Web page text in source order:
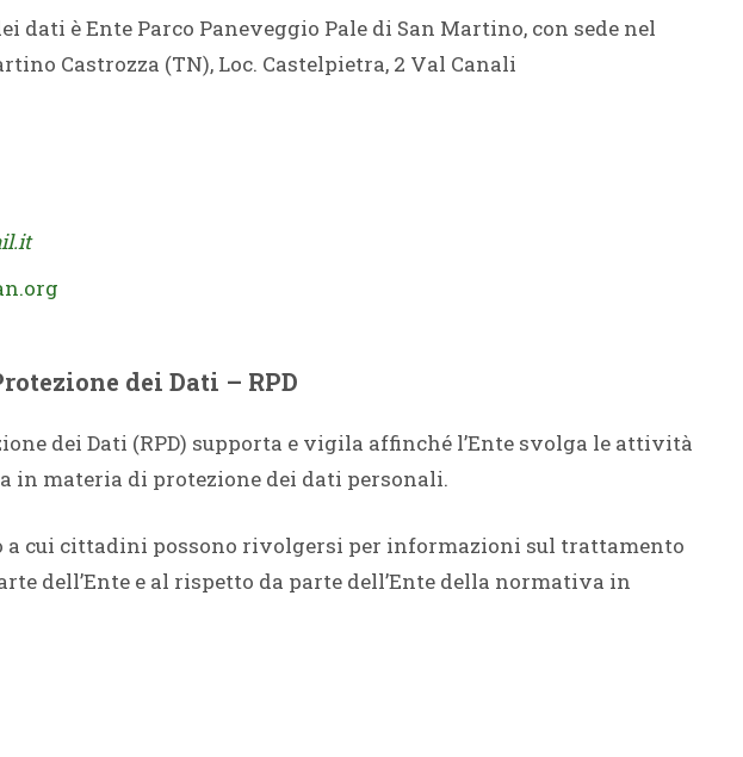
dati è Ente Parco Paneveggio Pale di San Martino, con sede nel
Castrozza (TN), Loc. Castelpietra, 2 Val Canali
dei Dati – RPD
dei Dati (RPD) supporta e vigila affinché l’Ente svolga le attività
in materia di protezione dei dati personali.
a cui cittadini possono rivolgersi per informazioni sul trattamento
dell’Ente e al rispetto da parte dell’Ente della normativa in